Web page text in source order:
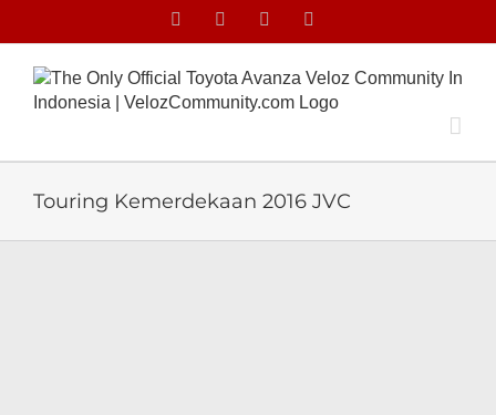
FacebookFacebook
Touring Kemerdekaan 2016 JVC